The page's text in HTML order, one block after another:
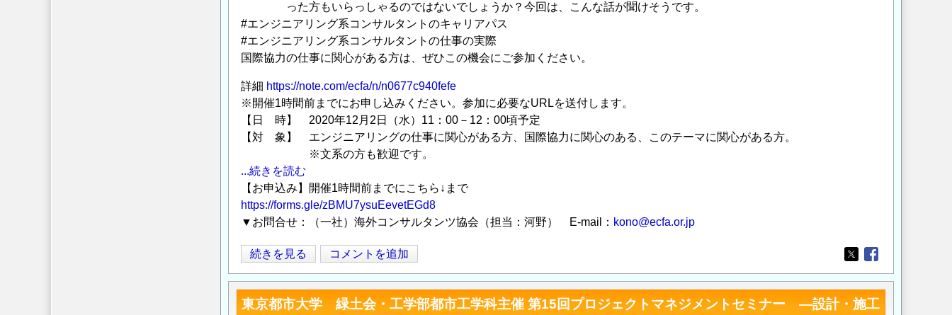
ン
ト
学
新
春
PM
ミ
ナ
開
催
お
知
ら
せ
った方もいらっしゃるのではないでしょうか？今回は、こんな話が聞けそうです。
#エンジニアリング系コンサルタントのキャリアパス
#エンジニアリング系コンサルタントの仕事の実際
国際協力の仕事に関心がある方は、ぜひこの機会にご参加ください。
詳細 https://note.com/ecfa/n/n0677c940fefe
※開催1時間前までにお申し込みください。参加に必要なURLを送付します。
【日 時】 2020年12月2日（水）11：00－12：00頃予定
【対 象】 エンジニアリングの仕事に関心がある方、国際協力に関心のある、このテーマに関心がある方。
※文系の方も歓迎です。
...続きを読む
【お申込み】開催1時間前までにこちら↓まで
https://forms.gle/zBMU7ysuEevetEGd8
▼お問合せ：（一社）海外コンサルタンツ協会（担当：河野） E-mail： kono@ecfa.or.jp
ラ
イ
ブ
配
続きを見る コメントを追加
Opens in a new
Opens in a new
東京都市大学 緑土会・工学部都市工学科主催 第15回プロジェクトマネジメントセミナー ―設計・施工